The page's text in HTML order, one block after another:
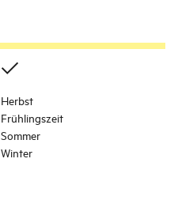
Herbst
Frühlingszeit
Sommer
Winter